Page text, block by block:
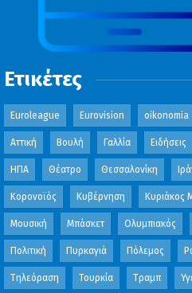
Ετικέτες
Euroleague Eurovision oikonomia
Αττική Βουλή Γαλλία Ειδήσεις
ΗΠΑ Θέατρο Θεσσαλονίκη
Κορονοϊός Κυβέρνηση Κυριάκος
Μουσική Μπάσκετ Ολυμπιακός
Πολιτική Πυρκαγιά Πόλεμος
Τηλεόραση Τουρκία Τραμπ